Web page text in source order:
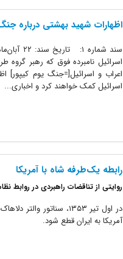
اظهارات شهید بهشتی درباره
اسرائیل نامبرده فوق که رهبر
اعراب و اسرائیل[=جنگ یوم کیپور]
اسرائیل کمک خواهند کرد و اخباری...
رابطه یک‌طرفه شاه با آمریکا
روایتی از تناقضات راهبردی در روابط نظامی
در اول تیر ۱۳۵۳،
آمریکا به ایران قطع شود.